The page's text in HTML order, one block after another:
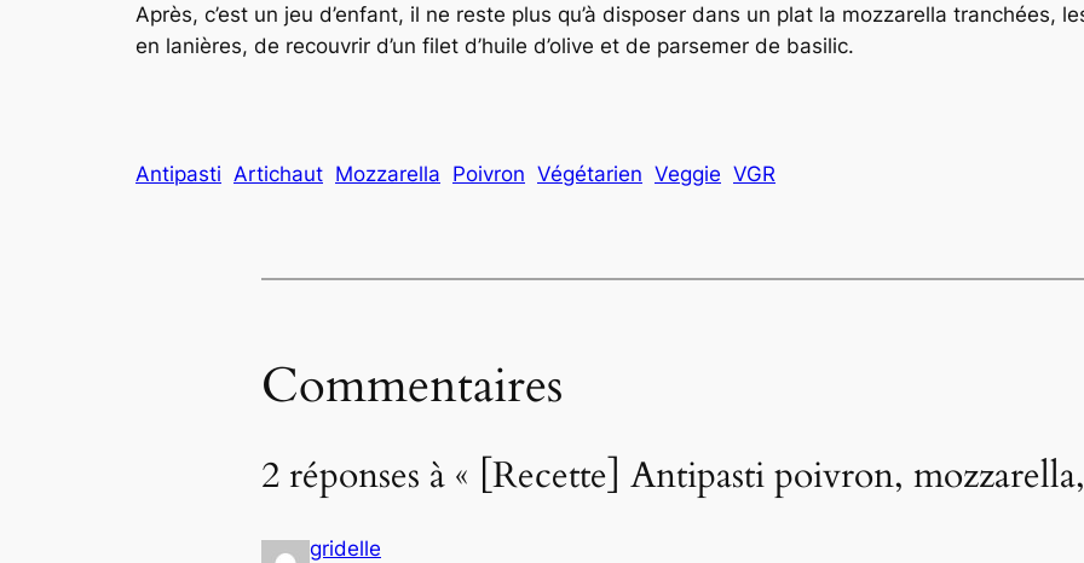
Après, c’est un jeu d’enfant, il ne reste plus qu’à disposer dans un plat la mozzarella tranchées,
en lanières, de recouvrir d’un filet d’huile d’olive et de parsemer de basilic.
Antipasti Artichaut Mozzarella Poivron Végétarien Veggie VGR
Commentaires
2 réponses à « [Recette] Antipasti poivron,
gridelle